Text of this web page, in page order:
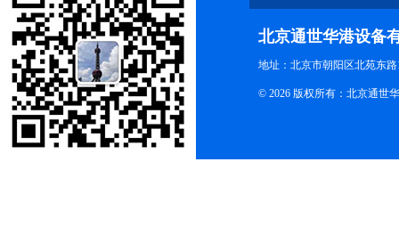
北京通世华港设备
地址：北京市朝阳区北苑东路
© 2026 版权所有：北京通世